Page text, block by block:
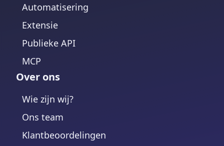
Automatisering
Extensie
Publieke API
MCP
Over ons
Wie zijn wij?
Ons team
Klantbeoordelingen